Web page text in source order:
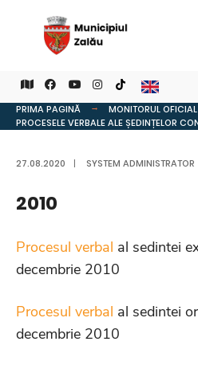
PRIMA PAGINĂ MONITORUL OFICIAL
PROCESELE VERBALE ALE ȘEDINȚELOR
27.08.2020 | SYSTEM ADMINISTRATOR
2010
Procesul verbal al sedintei
decembrie 2010
Procesul verbal al sedintei
decembrie 2010